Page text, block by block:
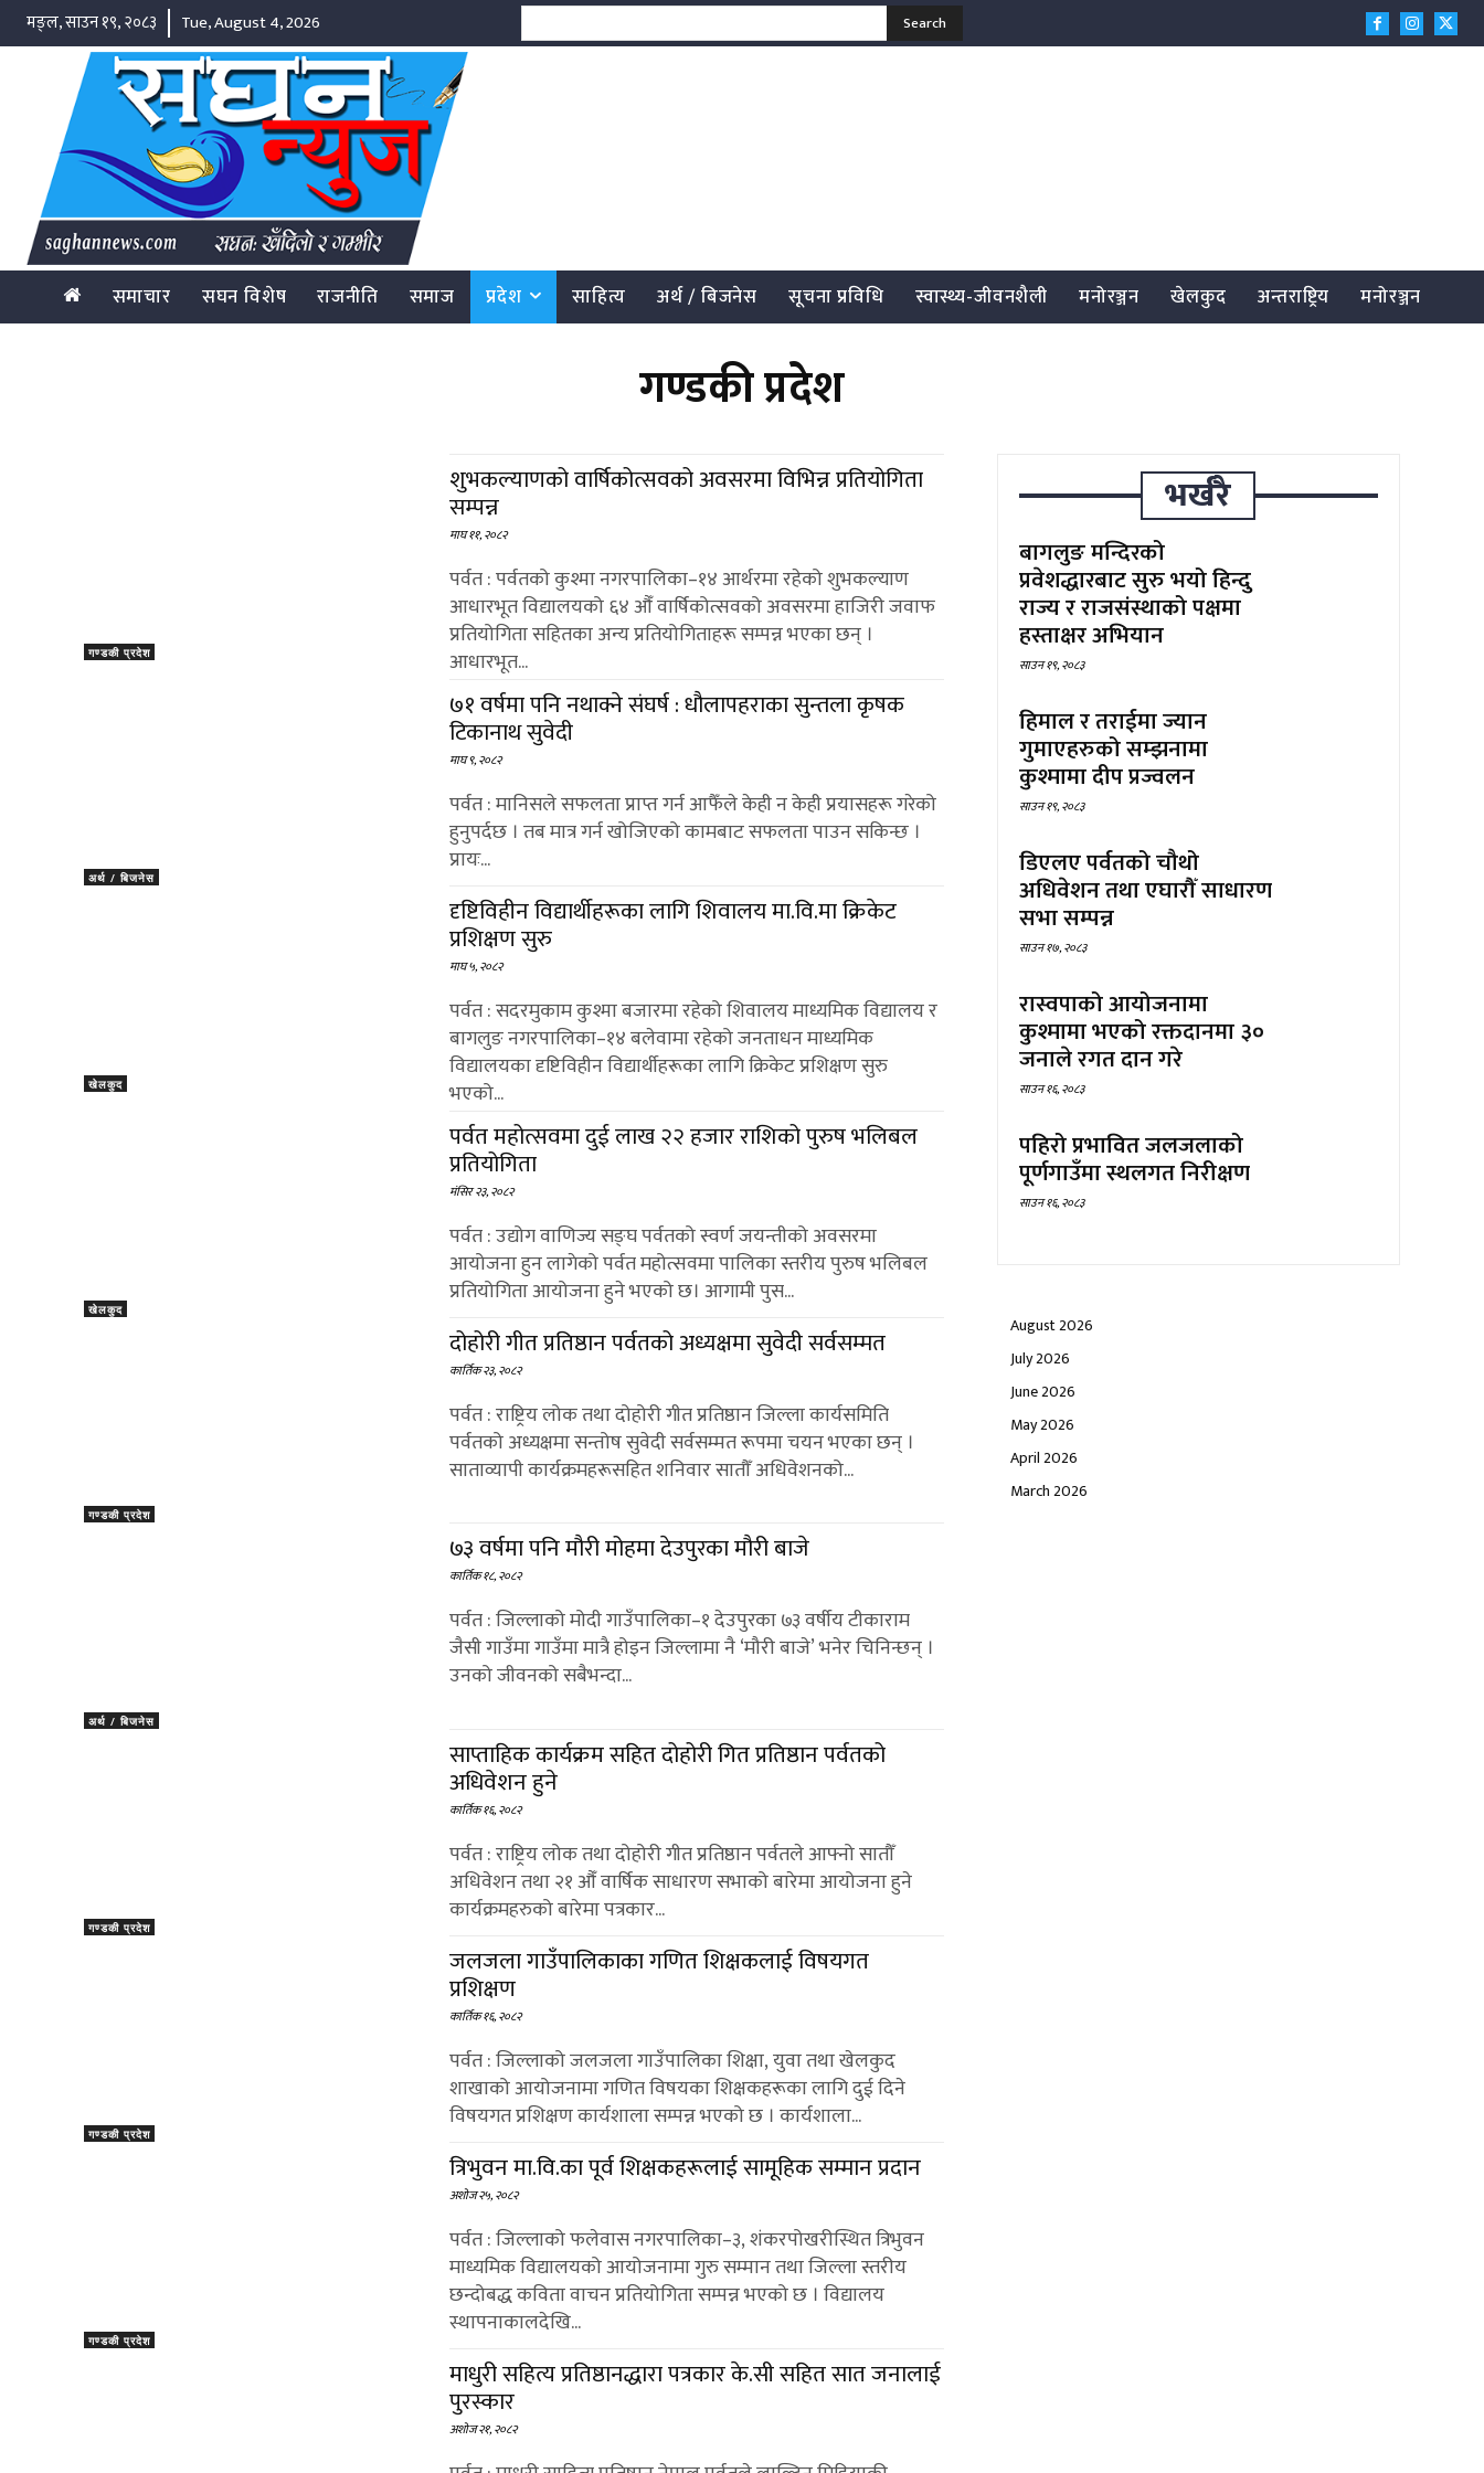
मङ्ल, साउन १९, २०८३ Tue, August 4, 2026 Search
समाचार सघन विशेष राजनीति समाज प्रदेश साहित्य अर्थ / बिजनेस सूचना प्रविधि स्वास्थ्य-जीवनशैली मनोरञ्जन खेलकुद अन्तराष्ट्रिय मनोरञ्जन
गण्डकी प्रदेश
गण्डकी प्रदेश
शुभकल्याणको वार्षिकोत्सवको अवसरमा विभिन्न प्रतियोगिता
सम्पन्न
माघ ११, २०८२
पर्वत : पर्वतको कुश्मा नगरपालिका–१४ आर्थरमा रहेको शुभकल्याण
आधारभूत विद्यालयको ६४ औँ वार्षिकोत्सवको अवसरमा हाजिरी जवाफ
प्रतियोगिता सहितका अन्य प्रतियोगिताहरू सम्पन्न भएका छन् ।
आधारभूत...
अर्थ / बिजनेस
७१ वर्षमा पनि नथाक्ने संघर्ष : धौलापहराका सुन्तला कृषक
टिकानाथ सुवेदी
माघ ९, २०८२
पर्वत : मानिसले सफलता प्राप्त गर्न आफैँले केही न केही प्रयासहरू गरेको
हुनुपर्दछ । तब मात्र गर्न खोजिएको कामबाट सफलता पाउन सकिन्छ ।
प्रायः...
खेलकुद
दृष्टिविहीन विद्यार्थीहरूका लागि शिवालय मा.वि.मा क्रिकेट
प्रशिक्षण सुरु
माघ ५, २०८२
पर्वत : सदरमुकाम कुश्मा बजारमा रहेको शिवालय माध्यमिक विद्यालय र
बागलुङ नगरपालिका–१४ बलेवामा रहेको जनताधन माध्यमिक
विद्यालयका दृष्टिविहीन विद्यार्थीहरूका लागि क्रिकेट प्रशिक्षण सुरु
भएको...
खेलकुद
पर्वत महोत्सवमा दुई लाख २२ हजार राशिको पुरुष भलिबल
प्रतियोगिता
मंसिर २३, २०८२
पर्वत : उद्योग वाणिज्य सङ्घ पर्वतको स्वर्ण जयन्तीको अवसरमा
आयोजना हुन लागेको पर्वत महोत्सवमा पालिका स्तरीय पुरुष भलिबल
प्रतियोगिता आयोजना हुने भएको छ। आगामी पुस...
गण्डकी प्रदेश
दोहोरी गीत प्रतिष्ठान पर्वतको अध्यक्षमा सुवेदी सर्वसम्मत
कार्तिक २३, २०८२
पर्वत : राष्ट्रिय लोक तथा दोहोरी गीत प्रतिष्ठान जिल्ला कार्यसमिति
पर्वतको अध्यक्षमा सन्तोष सुवेदी सर्वसम्मत रूपमा चयन भएका छन् ।
साताव्यापी कार्यक्रमहरूसहित शनिवार सातौँ अधिवेशनको...
अर्थ / बिजनेस
७३ वर्षमा पनि मौरी मोहमा देउपुरका मौरी बाजे
कार्तिक १८, २०८२
पर्वत : जिल्लाको मोदी गाउँपालिका–१ देउपुरका ७३ वर्षीय टीकाराम
जैसी गाउँमा गाउँमा मात्रै होइन जिल्लामा नै ‘मौरी बाजे’ भनेर चिनिन्छन् ।
उनको जीवनको सबैभन्दा...
गण्डकी प्रदेश
साप्ताहिक कार्यक्रम सहित दोहोरी गित प्रतिष्ठान पर्वतको
अधिवेशन हुने
कार्तिक १६, २०८२
पर्वत : राष्ट्रिय लोक तथा दोहोरी गीत प्रतिष्ठान पर्वतले आफ्नो सातौँ
अधिवेशन तथा २१ औँ वार्षिक साधारण सभाको बारेमा आयोजना हुने
कार्यक्रमहरुको बारेमा पत्रकार...
गण्डकी प्रदेश
जलजला गाउँपालिकाका गणित शिक्षकलाई विषयगत
प्रशिक्षण
कार्तिक १६, २०८२
पर्वत : जिल्लाको जलजला गाउँपालिका शिक्षा, युवा तथा खेलकुद
शाखाको आयोजनामा गणित विषयका शिक्षकहरूका लागि दुई दिने
विषयगत प्रशिक्षण कार्यशाला सम्पन्न भएको छ । कार्यशाला...
गण्डकी प्रदेश
त्रिभुवन मा.वि.का पूर्व शिक्षकहरूलाई सामूहिक सम्मान प्रदान
अशोज २५, २०८२
पर्वत : जिल्लाको फलेवास नगरपालिका–३, शंकरपोखरीस्थित त्रिभुवन
माध्यमिक विद्यालयको आयोजनामा गुरु सम्मान तथा जिल्ला स्तरीय
छन्दोबद्ध कविता वाचन प्रतियोगिता सम्पन्न भएको छ । विद्यालय
स्थापनाकालदेखि...
माधुरी सहित्य प्रतिष्ठानद्धारा पत्रकार के.सी सहित सात जनालाई
पुरस्कार
अशोज २१, २०८२
भर्खरै
बागलुङ मन्दिरको
प्रवेशद्धारबाट सुरु भयो हिन्दु
राज्य र राजसंस्थाको पक्षमा
हस्ताक्षर अभियान
साउन १९, २०८३
हिमाल र तराईमा ज्यान
गुमाएहरुको सम्झनामा
कुश्मामा दीप प्रज्वलन
साउन १९, २०८३
डिएलए पर्वतको चौथो
अधिवेशन तथा एघारौँ साधारण
सभा सम्पन्न
साउन १७, २०८३
रास्वपाको आयोजनामा
कुश्मामा भएको रक्तदानमा ३०
जनाले रगत दान गरे
साउन १६, २०८३
पहिरो प्रभावित जलजलाको
पूर्णगाउँमा स्थलगत निरीक्षण
साउन १६, २०८३
August 2026
July 2026
June 2026
May 2026
April 2026
March 2026